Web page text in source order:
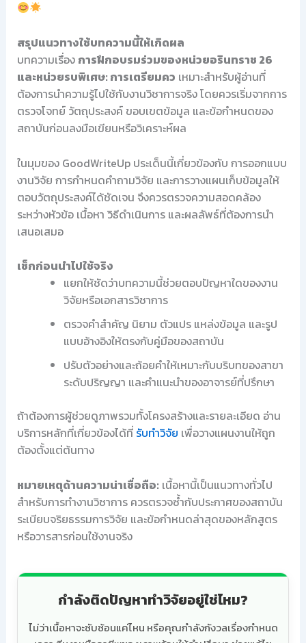
สรุปแนวทางใช้บทความนี้ให้เกิดผล
บทความเรื่อง การฝึกอบรมร่วมของหน่วยอรินทราช 26
และหน่วยรบพิเศษ: การเตรียมคว เหมาะสำหรับผู้อ่านที่
ต้องการนำความรู้ไปใช้กับงานวิชาการจริง โดยควรเริ่มจากการ
ตรวจโจทย์ วัตถุประสงค์ ขอบเขตข้อมูล และข้อกำหนดของ
สถาบันก่อนลงมือเขียนหรือวิเคราะห์ผล
ในมุมของ GoodWriteUp ประเด็นนี้เกี่ยวข้องกับ การออกแบบ
งานวิจัย การกำหนดคำถามวิจัย และการวางแผนเก็บข้อมูลให้
ตอบวัตถุประสงค์ได้ชัดเจน จึงควรตรวจความสอดคล้อง
ระหว่างหัวข้อ เนื้อหา วิธีดำเนินการ และผลลัพธ์ที่ต้องการนำ
เสนอเสมอ
เช็กก่อนนำไปใช้จริง
แยกให้ชัดว่าบทความนี้ช่วยตอบปัญหาใดของงาน
วิจัยหรือเอกสารวิชาการ
ตรวจคำสำคัญ นิยาม ตัวแปร แหล่งข้อมูล และรูป
แบบอ้างอิงให้ตรงกับคู่มือของสถาบัน
ปรับตัวอย่างและถ้อยคำให้เหมาะกับบริบทของสาขา
ระดับปริญญา และคำแนะนำของอาจารย์ที่ปรึกษา
ถ้าต้องการผู้ช่วยดูภาพรวมทั้งโครงสร้างและรายละเอียด อ่าน
บริการหลักที่เกี่ยวข้องได้ที่ รับทำวิจัย เพื่อวางแผนงานให้ถูก
ต้องตั้งแต่ต้นทาง
หมายเหตุด้านความน่าเชื่อถือ: เนื้อหานี้เป็นแนวทางทั่วไป
สำหรับการทำงานวิชาการ ควรตรวจซ้ำกับประกาศของสถาบัน
ระเบียบจริยธรรมการวิจัย และข้อกำหนดล่าสุดของหลักสูตร
หรือวารสารก่อนใช้งานจริง
กำลังติดปัญหาทำวิจัยอยู่ใช่ไหม?
ไม่ว่าเนื้อหาจะซับซ้อนแค่ไหน หรือคุณกำลังกังวลเรื่องกำหนด